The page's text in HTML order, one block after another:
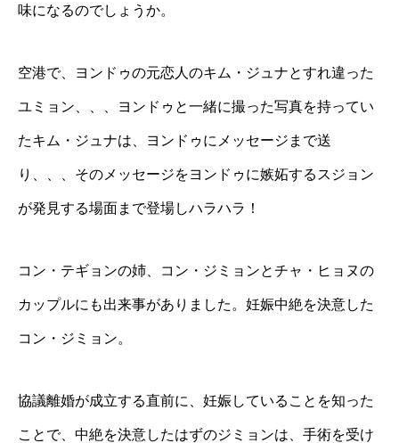
味になるのでしょうか。
空港で、ヨンドゥの元恋人のキム・ジュナとすれ違った
ユミョン、、、ヨンドゥと一緒に撮った写真を持ってい
たキム・ジュナは、ヨンドゥにメッセージまで送
り、、、そのメッセージをヨンドゥに嫉妬するスジョン
が発見する場面まで登場しハラハラ！
コン・テギョンの姉、コン・ジミョンとチャ・ヒョヌの
カップルにも出来事がありました。妊娠中絶を決意した
コン・ジミョン。
協議離婚が成立する直前に、妊娠していることを知った
ことで、中絶を決意したはずのジミョンは、手術を受け